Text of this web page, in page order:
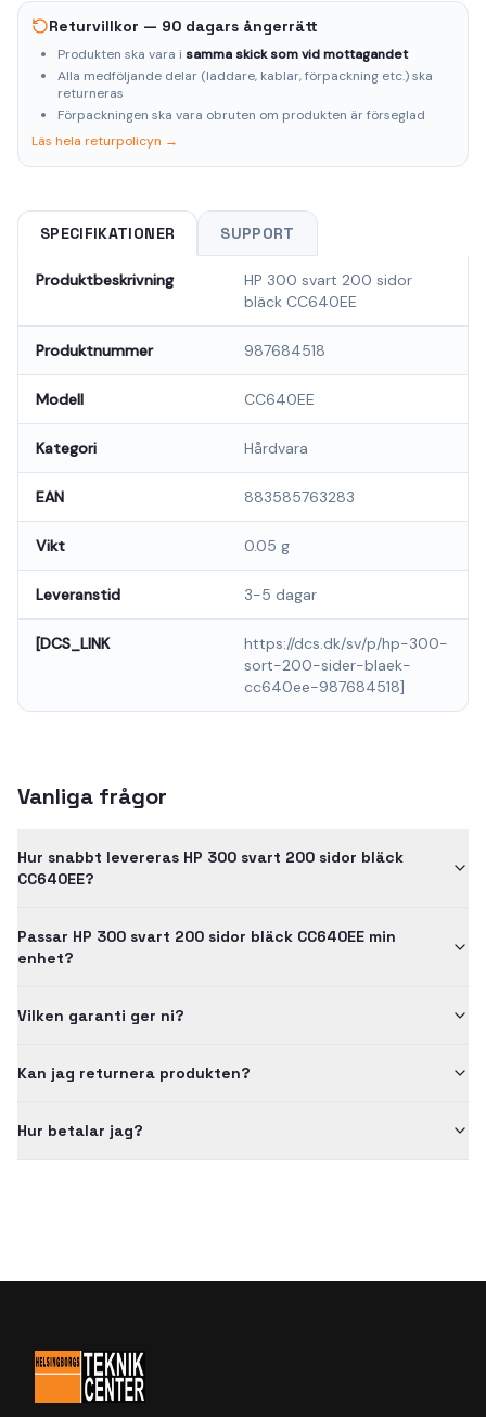
Returvillkor — 90 dagars ångerrätt
Produkten ska vara i samma skick som vid mottagandet
Alla medföljande delar (laddare, kablar, förpackning etc.) ska
returneras
Förpackningen ska vara obruten om produkten är förseglad
Läs hela returpolicyn →
SPECIFIKATIONER SUPPORT
Produktbeskrivning
HP 300 svart 200 sidor
bläck CC640EE
Produktnummer 987684518
Modell CC640EE
Kategori Hårdvara
EAN 883585763283
Vikt 0.05 g
Leveranstid 3-5 dagar
[DCS_LINK
https://dcs.dk/sv/p/hp-300-
sort-200-sider-blaek-
cc640ee-987684518]
Vanliga frågor
Hur snabbt levereras HP 300 svart 200 sidor bläck
CC640EE?
Passar HP 300 svart 200 sidor bläck CC640EE min
enhet?
Vilken garanti ger ni?
Kan jag returnera produkten?
Hur betalar jag?